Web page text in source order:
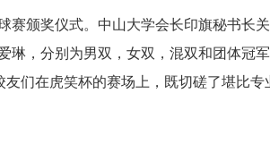
赛颁奖仪式。中山大学会长印旗秘书长关
琳，分别为男双，女双，混双和团体冠军
们在虎笑杯的赛场上，既切磋了堪比专